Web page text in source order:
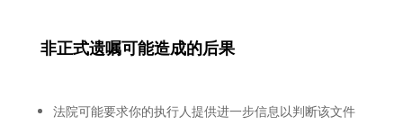
非正式遗嘱可能造成的后果
法院可能要求你的执行人提供进一步信息以判断该文件